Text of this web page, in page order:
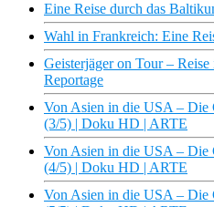
Eine Reise durch das
Wahl in Frankreich: Eine
Geisterjäger on Tour –
Reportage
Von Asien in die USA – Die
(3/5) | Doku HD | ARTE
Von Asien in die USA – Die
(4/5) | Doku HD | ARTE
Von Asien in die USA – Die